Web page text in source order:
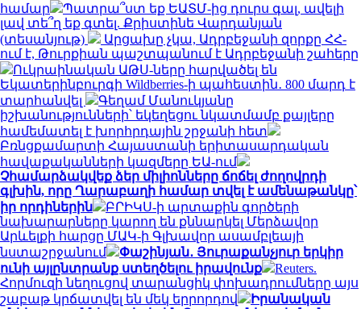
համար
Պատրա՞ստ եք ԵԱՏՄ-ից դուրս գալ, ավելի
լավ տե՞ղ եք գտել. Քրիստինե Վարդանյան
(տեսանյութ)
Արցախը չկա, Ադրբեջանի զորքը ՀՀ-
ում է, Թուրքիան պաշտպանում է Ադրբեջանի շահերը
Ուկրաինական ԱԹՍ-ները հարվածել են
Եկատերինբուրգի Wildberries-ի պահեստին․ 800 մարդ է
տարհանվել
Գեղամ Մանուկյանը
իշխանությունների՝ եկեղեցու նկատմամբ քայլերը
համեմատել է խորհրդային շրջանի հետ
Բռնցքամարտի Հայաստանի երիտասարդական
հավաքականների կազմերը ԵԱ-ում
Չհամարձակվեք ձեր միլիոնները ճոճել ժողովրդի
գլխին, որը Ղարաբաղի համար տվել է ամենաթանկը՝
իր որդիներին
ԲՐԻԿՍ-ի արտաքին գործերի
նախարարները կարող են քննարկել Մերձավոր
Արևելքի հարցը ՄԱԿ-ի Գլխավոր ասամբլեայի
նստաշրջանում
Փաշինյան․ Յուրաքանչյուր երկիր
ունի այլընտրանք ստեղծելու իրավունք
Reuters.
Հորմուզի նեղուցով տարանցիկ փոխադրումները այս
շաբաթ կրճատվել են մեկ երրորդով
Իրանական